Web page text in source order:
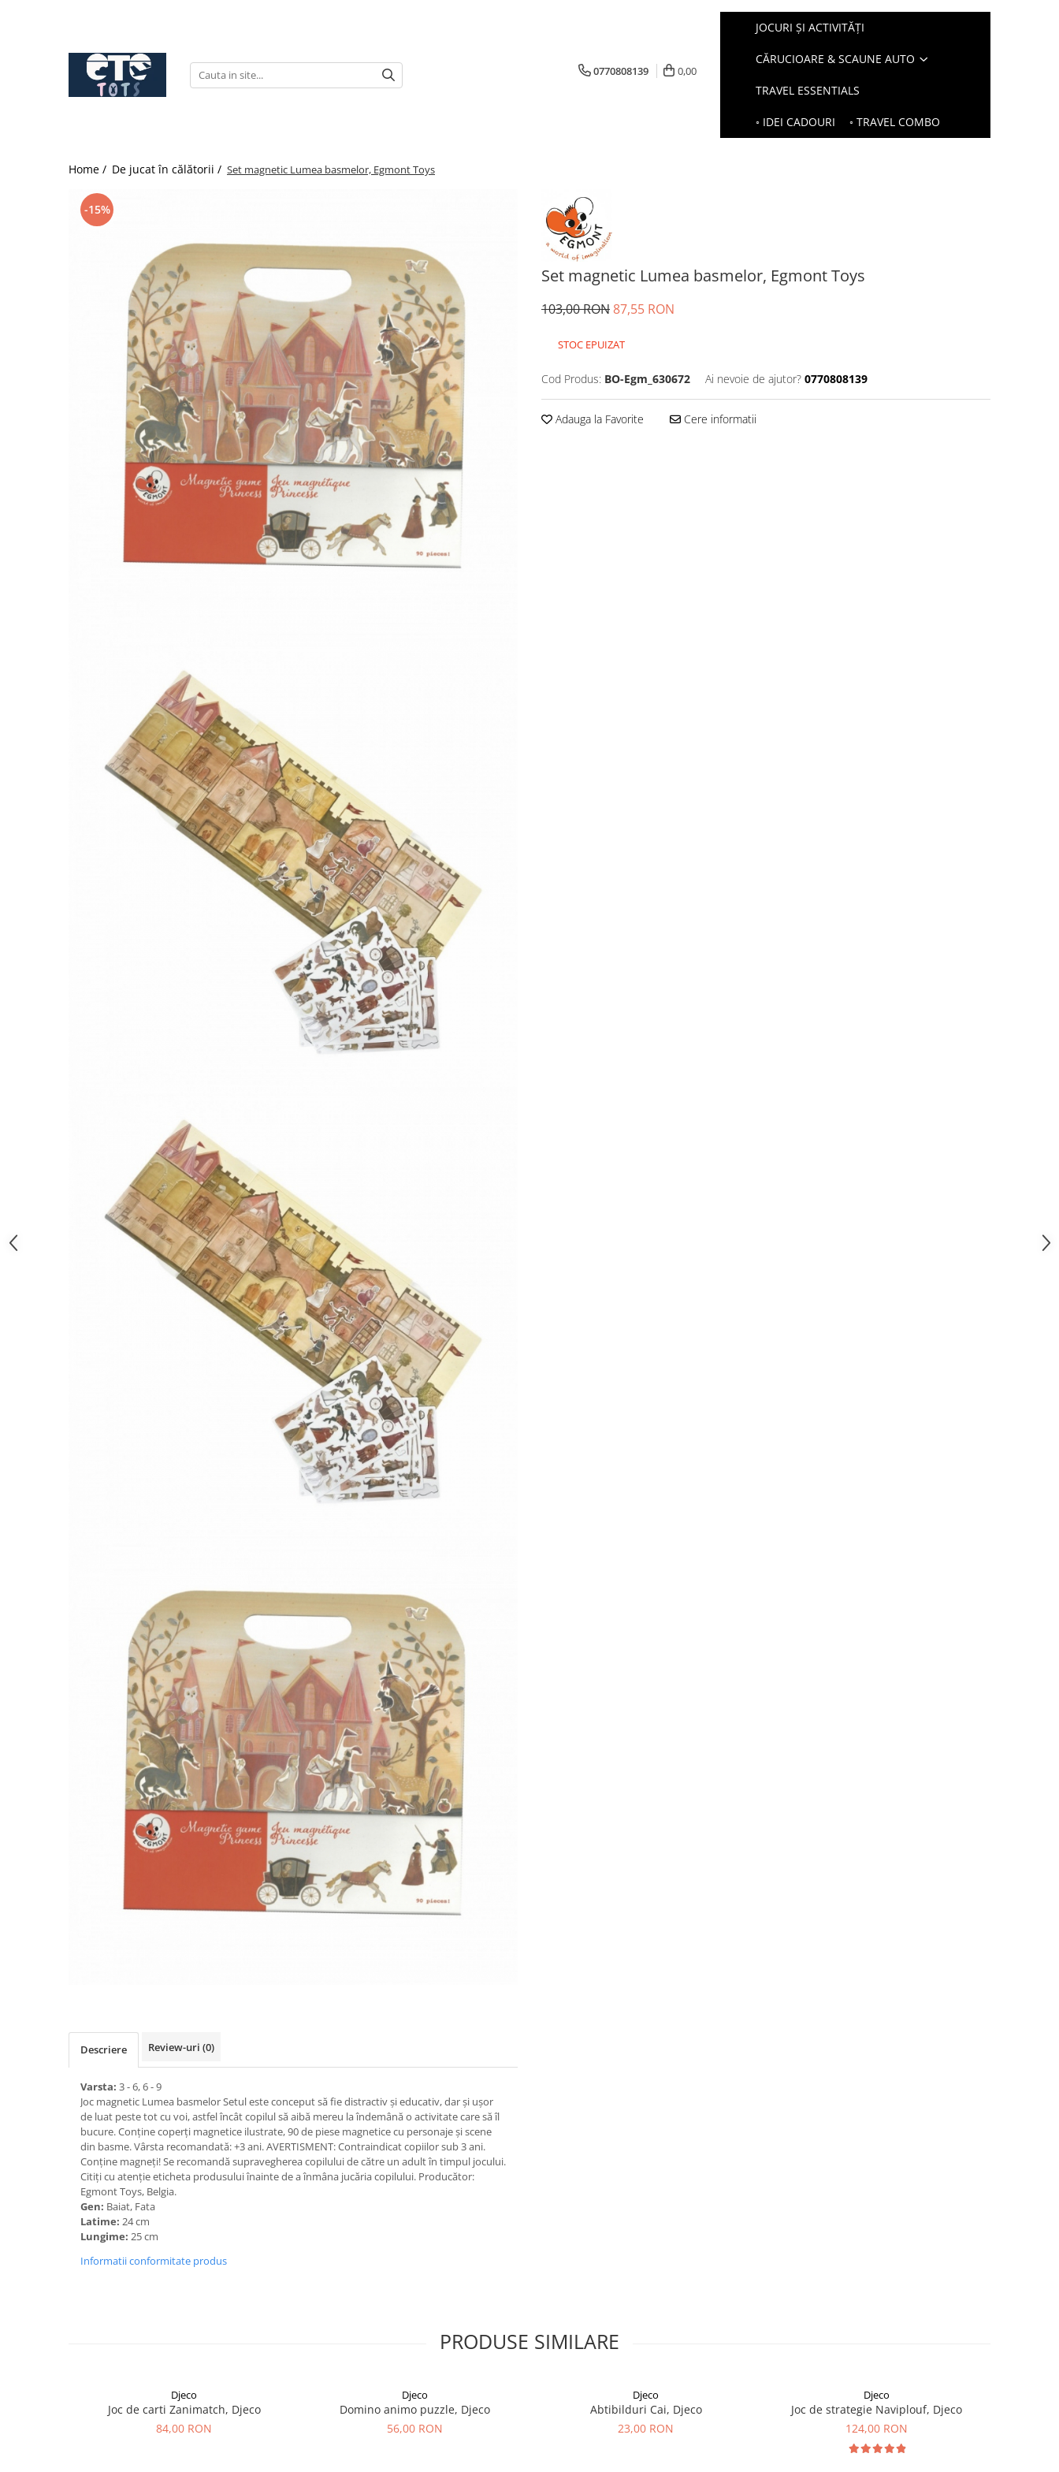
CĂRUCIOARE & SCAUNE AUTO
cărucioare YOYO
accesorii scaun auto
accesorii scaun avion
0770808139 0,00
JOCURI ȘI ACTIVITĂȚI
CĂRUCIOARE & SCAUNE AUTO
TRAVEL ESSENTIALS
◦ IDEI CADOURI ◦ TRAVEL COMBO
Home / De jucat în călătorii / Set magnetic Lumea basmelor, Egmont Toys
-15%
Set magnetic Lumea basmelor, Egmont Toys
103,00 RON87,55 RON
STOC EPUIZAT
Cod Produs: BO-Egm_630672 Ai nevoie de ajutor? 0770808139
Adauga la Favorite Cere informatii
Descriere Review-uri (0)
Varsta: 3 - 6, 6 - 9
Joc magnetic Lumea basmelor Setul este conceput să fie distractiv și educativ, dar și ușor
de luat peste tot cu voi, astfel încât copilul să aibă mereu la îndemână o activitate care să îl
bucure. Conține coperți magnetice ilustrate, 90 de piese magnetice cu personaje și scene
din basme. Vârsta recomandată: +3 ani. AVERTISMENT: Contraindicat copiilor sub 3 ani.
Conține magneți! Se recomandă supravegherea copilului de către un adult în timpul jocului.
Citiți cu atenție eticheta produsului înainte de a înmâna jucăria copilului. Producător:
Egmont Toys, Belgia.
Gen: Baiat, Fata
Latime: 24 cm
Lungime: 25 cm
Informatii conformitate produs
PRODUSE SIMILARE
Djeco
Joc de carti Zanimatch, Djeco
84,00 RON
Djeco
Domino animo puzzle, Djeco
56,00 RON
Djeco
Abtibilduri Cai, Djeco
23,00 RON
Djeco
Joc de strategie Naviplouf, Djeco
124,00 RON